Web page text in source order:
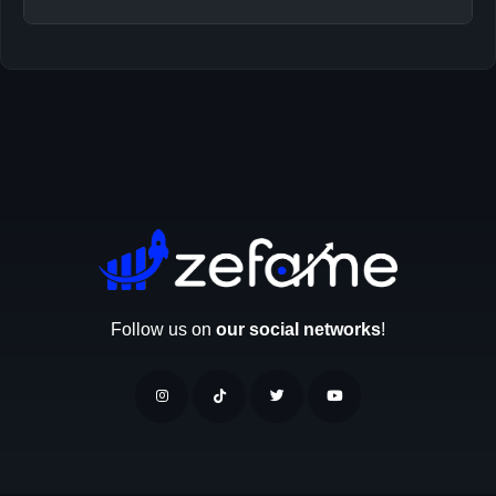
stabilnego wzrostu z gwarantowanymi
Follow us on our social networks!